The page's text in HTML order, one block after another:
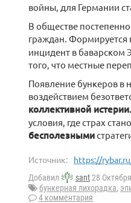
войны, для Германии
В обществе
граждан. Формируется
инцидент в баварском
того, что местные
Появление бункеров в
воздействием
коллективной истерии.
условия, где страх
бесполезными
Источник: https://
Добавил sant28
бункерная лихорадка,
4 комментария